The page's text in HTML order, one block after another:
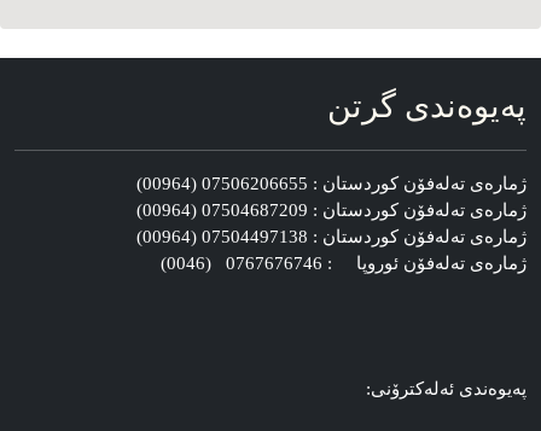
په‌یوه‌ندی گرتن
ژماره‌ی ته‌له‌فۆن کوردستان : 07506206655 (00964)
ژماره‌ی ته‌له‌فۆن کوردستان : 07504687209 (00964)
ژماره‌ی ته‌له‌فۆن کوردستان : 07504497138 (00964)
ژماره‌ی ته‌له‌فۆن ئوروپا : 0767676746 (0046)
په‌یوه‌ندی ئه‌له‌کترۆنی: